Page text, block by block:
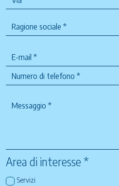
Area di interesse *
Servizi